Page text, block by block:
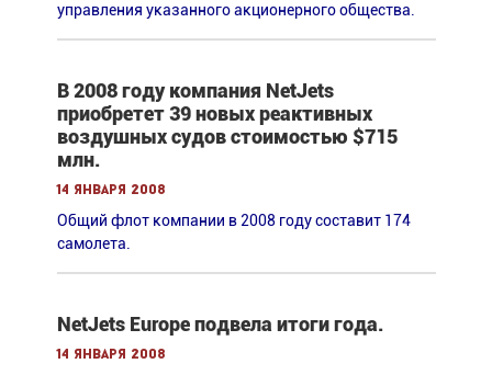
управления указанного акционерного общества.
В 2008 году компания NetJets
приобретет 39 новых реактивных
воздушных судов стоимостью $715
млн.
14 января 2008
Общий флот компании в 2008 году составит 174
самолета.
NetJets Europe подвела итоги года.
14 января 2008